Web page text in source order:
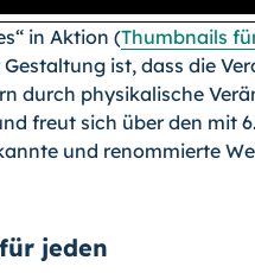
in Aktion (Thumbnails
ist, dass die
durch physikalische
freut sich über den mit
und renommierte
jeden